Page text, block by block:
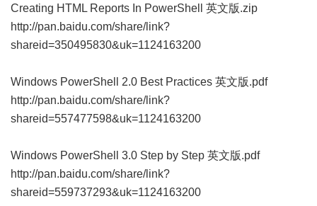
Creating HTML Reports In PowerShell 英文版.zip
http://pan.baidu.com/share/link?
shareid=350495830&uk=1124163200
Windows PowerShell 2.0 Best Practices 英文版.pdf
http://pan.baidu.com/share/link?
shareid=557477598&uk=1124163200
Windows PowerShell 3.0 Step by Step 英文版.pdf
http://pan.baidu.com/share/link?
shareid=559737293&uk=1124163200